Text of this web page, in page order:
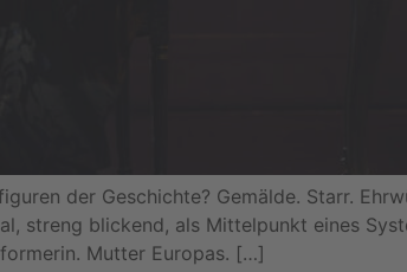
der Geschichte? Gemälde. Starr.
streng blickend, als Mittelpunkt eines
Mutter Europas. […]